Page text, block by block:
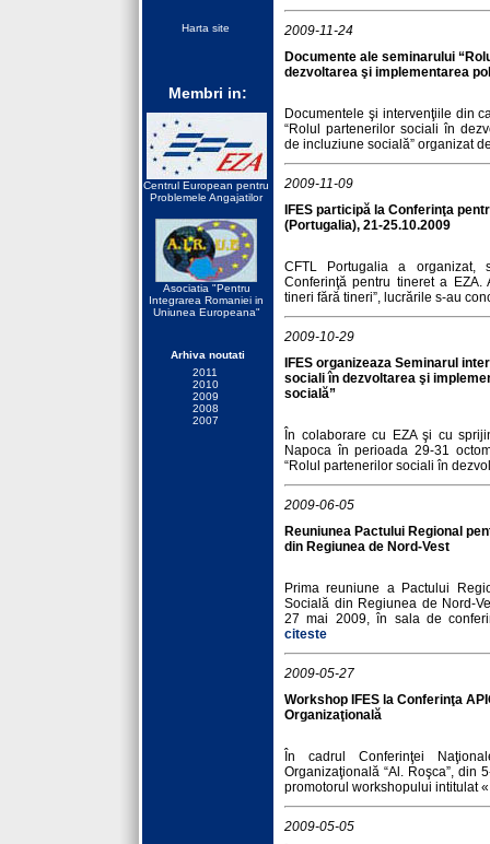
Harta site
Membri in:
Centrul European pentru
Problemele Angajatilor
Asociatia "Pentru
Integrarea Romaniei in
Uniunea Europeana"
Arhiva noutati
2011
2010
2009
2008
2007
2009-11-24
Documente ale seminarului
dezvoltarea şi implementarea
Documentele şi intervenţiile din
“Rolul partenerilor sociali în
de incluziune socială” organizat
2009-11-09
IFES participă la Conferinţa
(Portugalia), 21-25.10.2009
CFTL Portugalia a
Conferinţă pentru tineret a EZA.
tineri fără tineri”, lucrările s-au
2009-10-29
IFES organizeaza Seminarul
sociali în dezvoltarea şi
socială”
În colaborare cu EZA şi cu
Napoca în perioada 29-31
“Rolul partenerilor sociali în
2009-06-05
Reuniunea Pactului Regional
din Regiunea de Nord-Vest
Prima reuniune a Pactului
Socială din Regiunea de Nord-
27 mai 2009, în sala de
citeste
2009-05-27
Workshop IFES la Conferinţa
Organizaţională
În cadrul Conferinţei
Organizaţională “Al. Roşca”, din
promotorul workshopului intitulat
2009-05-05